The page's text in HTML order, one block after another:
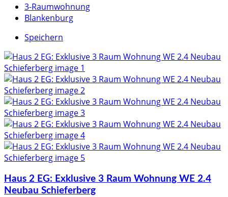
3-Raumwohnung
Blankenburg
Speichern
Haus 2 EG: Exklusive 3 Raum Wohnung WE 2.4
Neubau Schieferberg